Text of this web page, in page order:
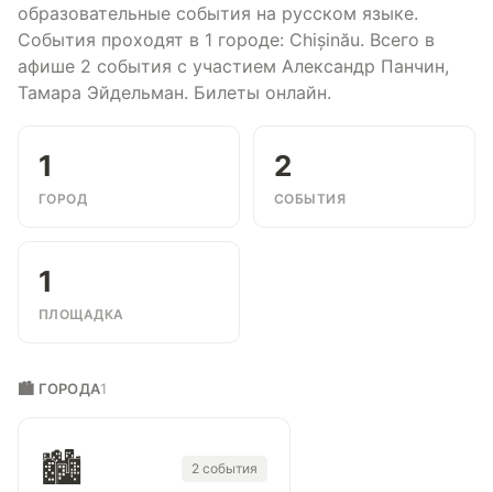
образовательные события на русском языке.
События проходят в 1 городе: Chișinău. Всего в
афише 2 события с участием Александр Панчин,
Тамара Эйдельман. Билеты онлайн.
1
ГОРОД
2
СОБЫТИЯ
1
ПЛОЩАДКА
🏙 ГОРОДА1
🏙 2 события